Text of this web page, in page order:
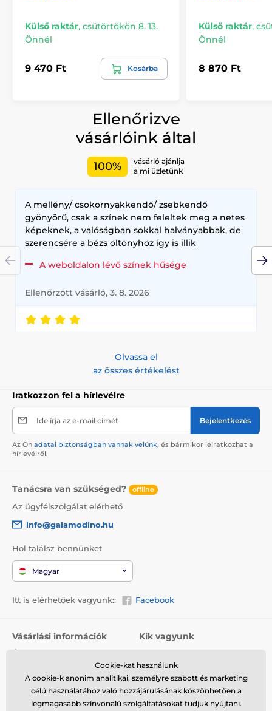
Külső raktár, csütörtökön 8. 13.
Önnél
9 470 Ft Kosárba
Külső raktár,
Önnél
8 870 Ft
Ellenőrizve
vásárlóink által
100%
vásárló ajánlja
a mi üzletünk
A mellény/ csokornyakkendő/ zsebkendő
gyönyörű, csak a színek nem feleltek meg a netes
képeknek, a valóságban sokkal halványabbak, de
szerencsére a bézs öltönyhöz így is illik
A weboldalon lévő színek hűsége
Ellenőrzött vásárló, 3. 8. 2026
Olvassa el
az összes értékelést
Iratkozzon fel a hírlevélre
Ide írja az e-mail címét Bejelentkezés
Az Ön adatai biztonságban vannak velünk, és bármikor leiratkozhat a
hírlevélről.
Tanácsra van szükséged? offline
Az ügyfélszolgálat elérhető
info@galamodino.hu
Hol találsz bennünket
Magyar
Itt is elérhetőek vagyunk:: Facebook
Vásárlási információk
Szállítás
Visszaküldés és reklamáció
Kik vagyunk
Elérhetőségek
Együttműködés a
Galamodinóval
Cookie-kat használunk
A cookie-k anonim analitikai, személyre szabott és marketing
célú használatához való hozzájárulásának köszönhetően a
legmagasabb színvonalú szolgáltatásokat tudjuk nyújtani.